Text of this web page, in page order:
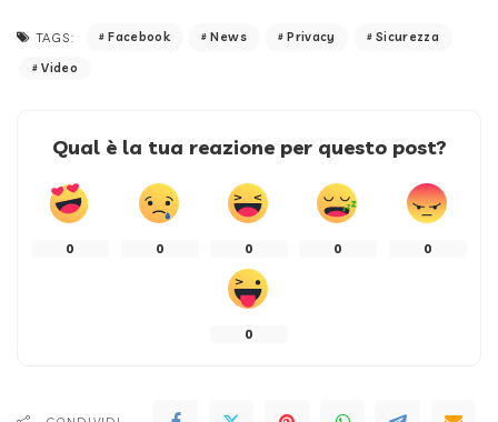
TAGS: Facebook News Privacy
Sicurezza
Video
Qual è la tua reazione per questo post?
0 0 0 0 0
0